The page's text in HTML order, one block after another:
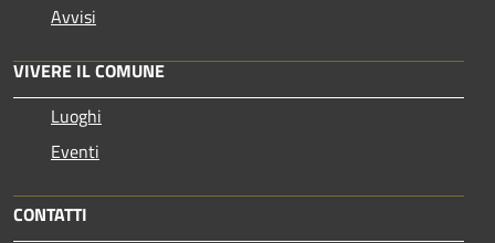
Avvisi
VIVERE IL COMUNE
Luoghi
Eventi
CONTATTI